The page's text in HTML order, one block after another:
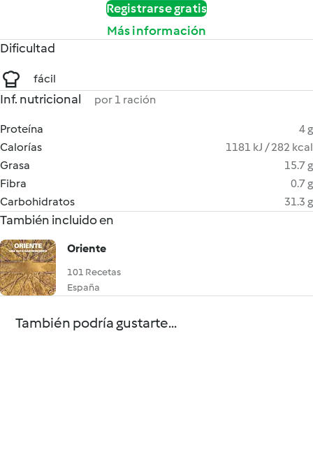
Registrarse gratis
Más información
Dificultad
fácil
Inf. nutricional por 1 ración
Proteína
4 g
Calorías
1181 kJ / 282 kcal
Grasa
15.7 g
Fibra
0.7 g
Carbohidratos
31.3 g
También incluido en
Oriente
101 Recetas
España
También podría gustarte...